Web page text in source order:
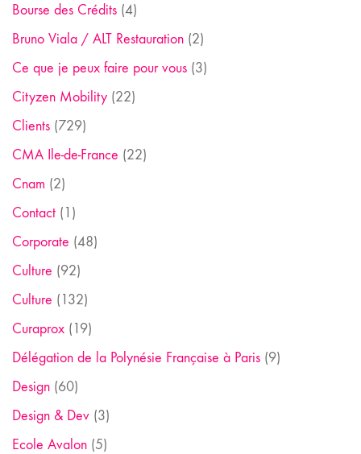
Bourse des Crédits (4)
Bruno Viala / ALT Restauration (2)
Ce que je peux faire pour vous (3)
Cityzen Mobility (22)
Clients (729)
CMA Ile-de-France (22)
Cnam (2)
Contact (1)
Corporate (48)
Culture (92)
Culture (132)
Curaprox (19)
Délégation de la Polynésie Française à Paris (9)
Design (60)
Design & Dev (3)
Ecole Avalon (5)